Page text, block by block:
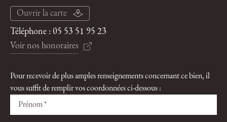
Ouvrir la carte
Téléphone : 05 53 51 95 23
Voir nos honoraires
Pour recevoir de plus amples renseignements concernant ce bien, il
vous suffit de remplir vos coordonnées ci-dessous :